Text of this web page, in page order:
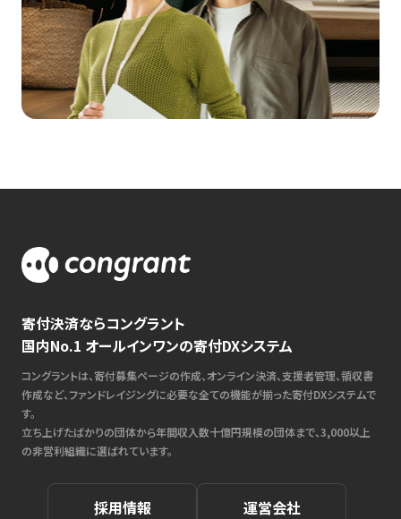
寄付決済ならコングラント
国内No.1 オールインワンの寄付DXシステム
コングラントは、寄付募集ページの作成、オンライン決済、支援者管理、領収書
作成など、ファンドレイジングに必要な全ての機能が揃った寄付DXシステムで
す。
立ち上げたばかりの団体から年間収入数十億円規模の団体まで、3,000以上
の非営利組織に選ばれています。
採用情報 運営会社